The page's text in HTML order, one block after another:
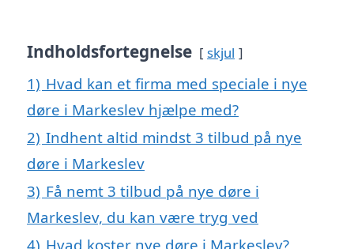
Indholdsfortegnelse skjul
1) Hvad kan et firma med speciale i nye
døre i Markeslev hjælpe med?
2) Indhent altid mindst 3 tilbud på nye
døre i Markeslev
3) Få nemt 3 tilbud på nye døre i
Markeslev, du kan være tryg ved
4) Hvad koster nye døre i Markeslev?